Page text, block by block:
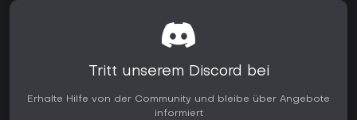
Tritt unserem Discord bei
Erhalte Hilfe von der Community und bleibe über Angebote
informiert